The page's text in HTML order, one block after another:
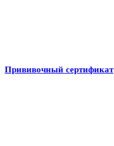
Прививочный сертификат